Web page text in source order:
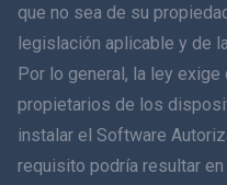
Dansk
हिंदी
que no sea de su
legislación aplicable y de
Por lo general, la ley
propietarios de los
instalar el Software
requisito podría resultar